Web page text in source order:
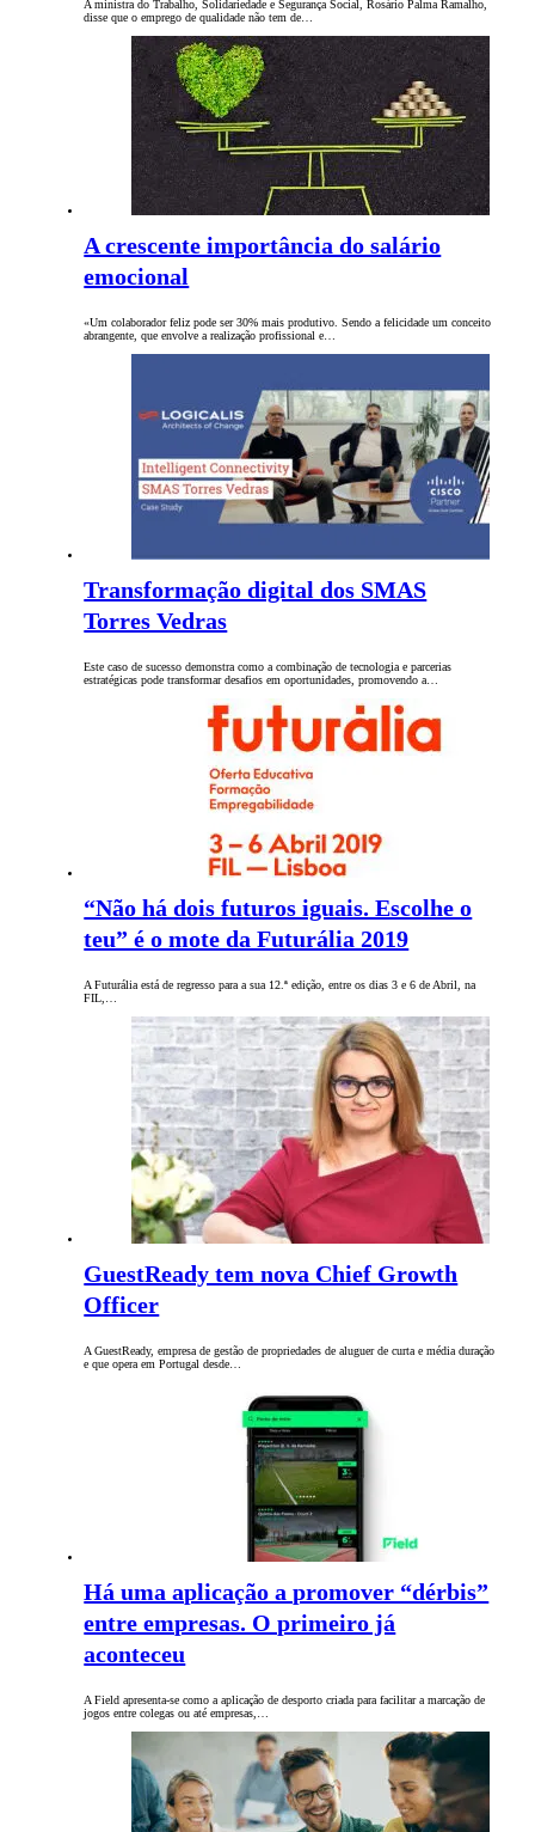
A ministra do Trabalho, Solidariedade e Segurança Social, Rosário Palma Ramalho,
disse que o emprego de qualidade não tem de…
A crescente importância do salário
emocional
«Um colaborador feliz pode ser 30% mais produtivo. Sendo a felicidade um conceito
abrangente, que envolve a realização profissional e…
Transformação digital dos SMAS
Torres Vedras
Este caso de sucesso demonstra como a combinação de tecnologia e parcerias
estratégicas pode transformar desafios em oportunidades, promovendo a…
“Não há dois futuros iguais. Escolhe o
teu” é o mote da Futurália 2019
A Futurália está de regresso para a sua 12.ª edição, entre os dias 3 e 6 de Abril, na
FIL,…
GuestReady tem nova Chief Growth
Officer
A GuestReady, empresa de gestão de propriedades de aluguer de curta e média duração
e que opera em Portugal desde…
Há uma aplicação a promover “dérbis”
entre empresas. O primeiro já
aconteceu
A Field apresenta-se como a aplicação de desporto criada para facilitar a marcação de
jogos entre colegas ou até empresas,…